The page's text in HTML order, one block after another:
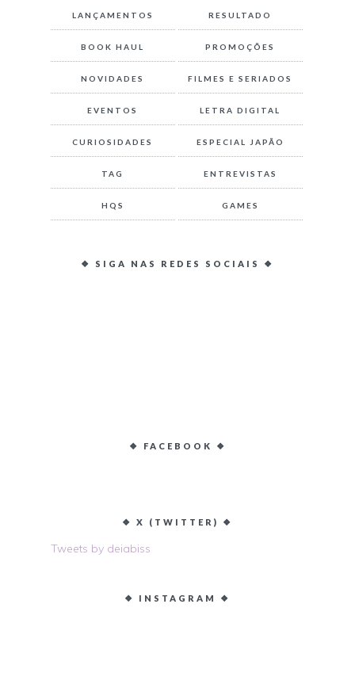
LANÇAMENTOS RESULTADO
BOOK HAUL PROMOÇÕES
NOVIDADES FILMES E SERIADOS
EVENTOS LETRA DIGITAL
CURIOSIDADES ESPECIAL JAPÃO
TAG ENTREVISTAS
HQS GAMES
❖ SIGA NAS REDES SOCIAIS ❖
❖ FACEBOOK ❖
❖ X (TWITTER) ❖
Tweets by deiabiss
❖ INSTAGRAM ❖